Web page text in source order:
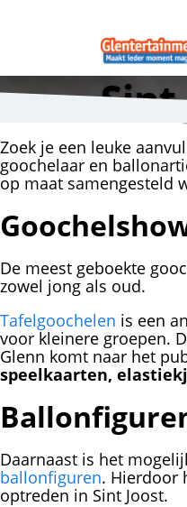
Sint
Zoek je een leuke
goochelaar en
op maat samengesteld
De meest geboekte
zowel jong als oud.
Tafelgoochelen is een
voor kleinere groepen.
Glenn komt naar het
speelkaarten,
Daarnaast is het
ballonfiguren. Hierdoor
optreden in Sint Joost.